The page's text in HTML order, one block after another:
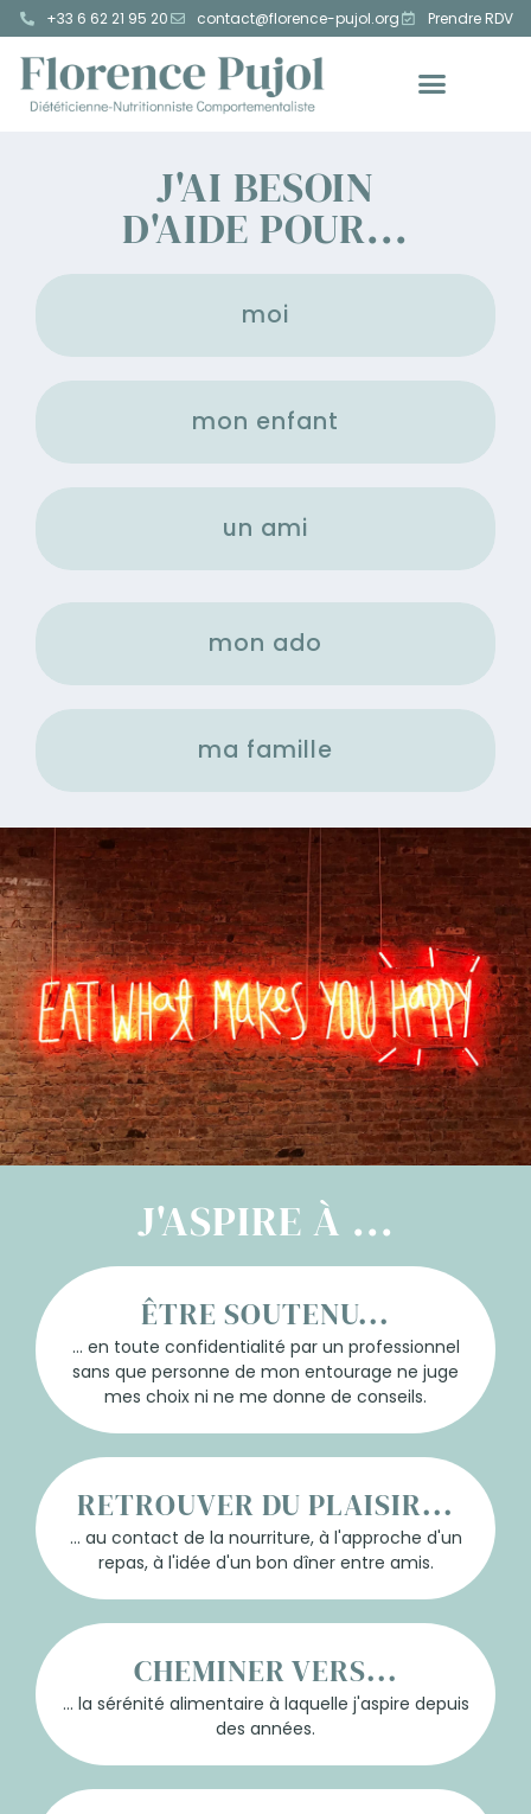
+33 6 62 21 95 20 contact@florence-pujol.org Prendre RDV
J'AI BESOIN
D'AIDE POUR...
moi
mon enfant
un ami
mon ado
ma famille
J'ASPIRE À ...
ÊTRE SOUTENU...
... en toute confidentialité par un professionnel
sans que personne de mon entourage ne juge
mes choix ni ne me donne de conseils.
RETROUVER DU PLAISIR...
... au contact de la nourriture, à l'approche d'un
repas, à l'idée d'un bon dîner entre amis.
CHEMINER VERS...
... la sérénité alimentaire à laquelle j'aspire depuis
des années.